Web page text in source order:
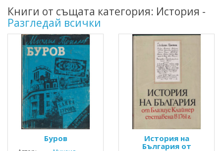
Книги от същата категория: История -
Разгледай всички
Буров
История на
България от